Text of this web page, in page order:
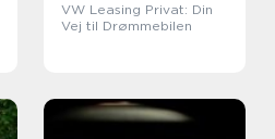
VW Leasing Privat: Din
Vej til Drømmebilen